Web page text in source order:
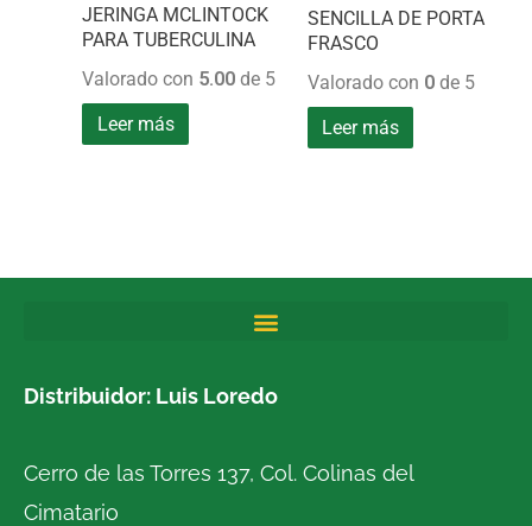
JERINGA MCLINTOCK
PARA TUBERCULINA
Valorado con 5.00 de 5
Leer más
SENCILLA DE PORTA
FRASCO
Valorado con 0de 5
Leer más
Distribuidor: Luis Loredo
Cerro de las Torres 137, Col. Colinas del
Cimatario